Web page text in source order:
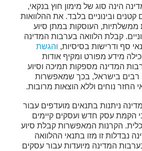
הינה סוג של מימון חוץ בנקאי,
ובינוניים בלבד. את ההלוואות
ממשלתיות, העוסקות במתן סיוע
קבלת הלוואה בערבות המדינה
סף ודרישות בסיסיות, והגשת
מידע מפורט ומקיף אודות
המדינה מספקות תמיכה וסיוע
רבים בישראל, בכך שמאפשרות
החזר נוחים וללא הוצאות מרובות.
ניתנות בתנאים מועדפים עבור
הקמת עסק חדש ועסקים קיימים
הקרנות המאפשרות קבלת סיוע
נבדלות זו מזו בתנאי ההלוואה
המדינה מיועדות עבור עסקים